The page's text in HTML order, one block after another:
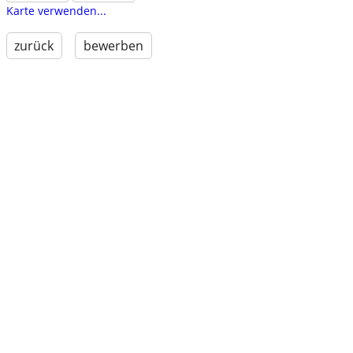
Karte verwenden...
zurück bewerben